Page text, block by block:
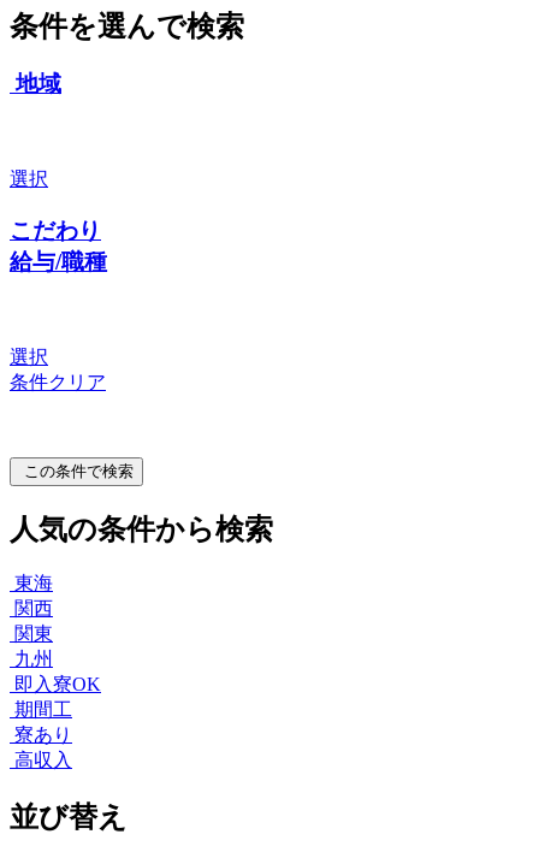
条件を選んで検索
地域
選択
こだわり
給与/職種
選択
条件クリア
この条件で検索
人気の条件から検索
東海
関西
関東
九州
即入寮OK
期間工
寮あり
高収入
並び替え